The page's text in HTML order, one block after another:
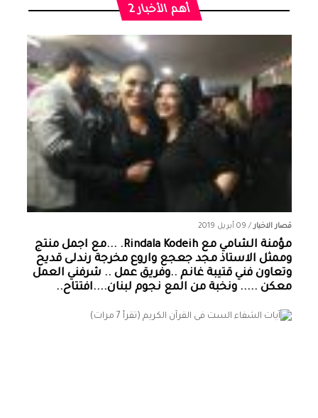
أهم الأخبار 2
قصار الاخبار/ 09 أبريل 2019
مؤمنة الشامي‏ مع ‏‎Rindala Kodeih‎‏. ...مع اجمل منتج
وممثل الاستاذ مجد جعجع واروع مخرجة رندلى قديح
وتعاون فني قتيبة غانم ..وفريق عمل .. شرفني العمل
معكن ..... ونخبة من المع نجوم لبنان....افتتاح..